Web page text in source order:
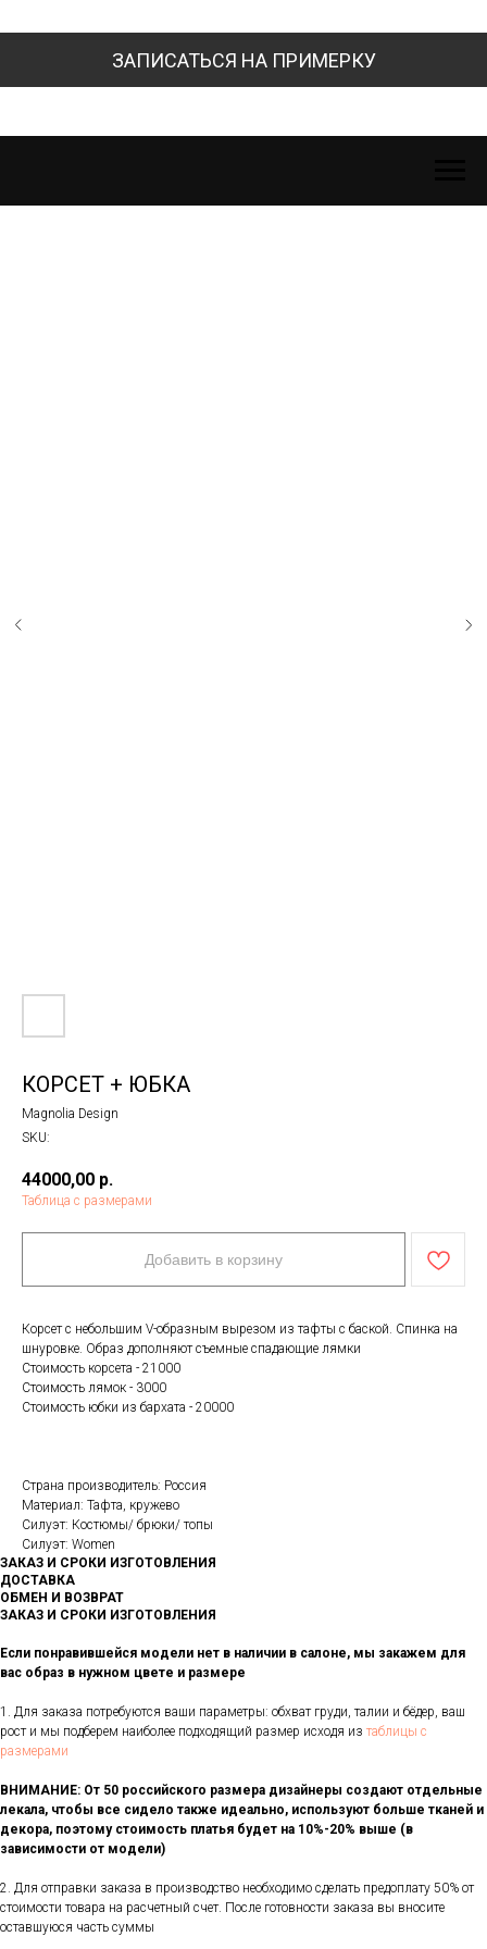
ЗАПИСАТЬСЯ НА ПРИМЕРКУ
КОРСЕТ + ЮБКА
Magnolia Design
SKU:
44000,00 р.
Таблица с размерами
Добавить в корзину
Корсет с небольшим V-образным вырезом из тафты с баской. Спинка на
шнуровке. Образ дополняют съемные спадающие лямки
Стоимость корсета - 21000
Стоимость лямок - 3000
Стоимость юбки из бархата - 20000
Страна производитель: Россия
Материал: Тафта, кружево
Силуэт: Костюмы/ брюки/ топы
Силуэт: Women
ЗАКАЗ И СРОКИ ИЗГОТОВЛЕНИЯ
ДОСТАВКА
ОБМЕН И ВОЗВРАТ
ЗАКАЗ И СРОКИ ИЗГОТОВЛЕНИЯ
Если понравившейся модели нет в наличии в салоне, мы закажем для
вас образ в нужном цвете и размере
1. Для заказа потребуются ваши параметры: обхват груди, талии и бёдер, ваш
рост и мы подберем наиболее подходящий размер исходя из таблицы с
размерами
ВНИМАНИЕ: От 50 российского размера дизайнеры создают отдельные
лекала, чтобы все сидело также идеально, используют больше тканей и
декора, поэтому стоимость платья будет на 10%-20% выше (в
зависимости от модели)
2. Для отправки заказа в производство необходимо сделать предоплату 50% от
стоимости товара на расчетный счет. После готовности заказа вы вносите
оставшуюся часть суммы